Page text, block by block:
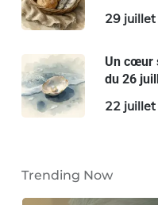
29
Un cœur
du 26
22
Trending Now